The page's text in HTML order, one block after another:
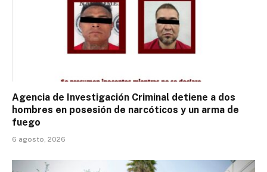
Agencia de Investigación Criminal detiene a dos
hombres en posesión de narcóticos y un arma de
fuego
6 agosto, 2026